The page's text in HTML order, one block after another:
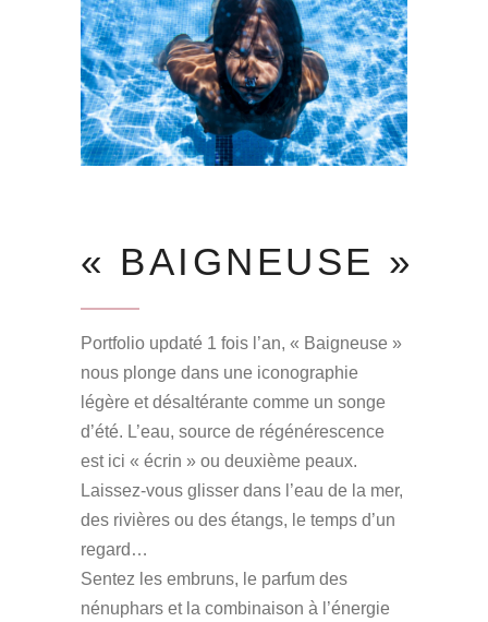
« BAIGNEUSE »
Portfolio updaté 1 fois l’an, « Baigneuse »
nous plonge dans une iconographie
légère et désaltérante comme un songe
d’été. L’eau, source de régénérescence
est ici « écrin » ou deuxième peaux.
Laissez-vous glisser dans l’eau de la mer,
des rivières ou des étangs, le temps d’un
regard…
Sentez les embruns, le parfum des
nénuphars et la combinaison à l’énergie